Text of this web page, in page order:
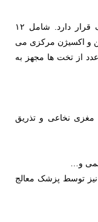
بخش رز بیمارستان ناظران در طبقه همکف قرار دارد. شامل ۱۲
و اکسیژن مرکزی می
در کنار مانیتورهای پرتابل این بخش، ۵عدد از تخت ها مجهز به
مغزی نخاعی و تذریق
و…
نیز توسط پزشک معالج